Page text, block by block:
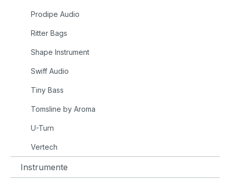
Prodipe Audio
Ritter Bags
Shape Instrument
Swiff Audio
Tiny Bass
Tomsline by Aroma
U-Turn
Vertech
Instrumente